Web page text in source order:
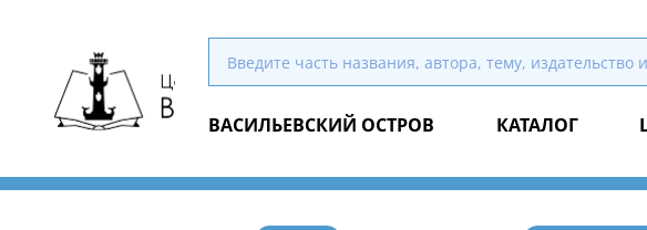
ВАСИЛЬЕВСКИЙ ОСТРОВ КАТАЛОГ